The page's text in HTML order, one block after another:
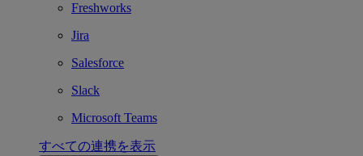
Freshworks
Jira
Salesforce
Slack
Microsoft Teams
すべての連携を表示